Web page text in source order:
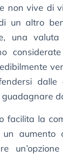
non vive di
un altro
una
dalle
facilita la
aumento